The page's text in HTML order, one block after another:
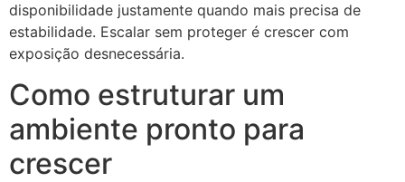
disponibilidade justamente quando mais precisa de
estabilidade. Escalar sem proteger é crescer com
exposição desnecessária.
Como estruturar um
ambiente pronto para
crescer